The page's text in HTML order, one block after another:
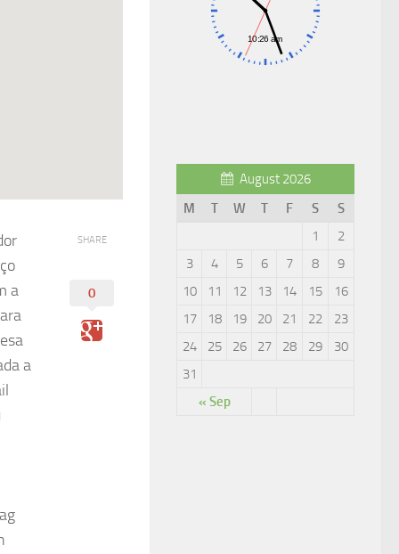
a
a
SHARE
0
August 2026
M
T W T F S S
« Sep
1
2
3
4 5 6 7 8
9
10
11 12 13 14 15
16
17
18 19 20 21 22
23
24
25 26 27 28 29
30
31